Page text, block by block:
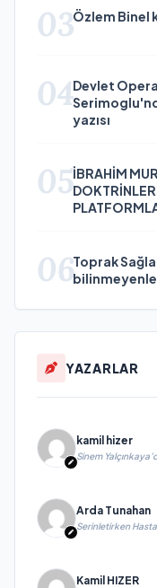
03Özlem Binel
04Devlet
yazısı
05İBRAHİM
06Toprak
YAZARLAR
kamil hizer
Sinem
Arda Tunahan
Serinletirken
Kamil HIZER